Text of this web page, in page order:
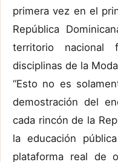
primera vez en el
República
territorio nacional
disciplinas de la
“Esto no es
demostración del
cada rincón de la
la educación
plataforma real de